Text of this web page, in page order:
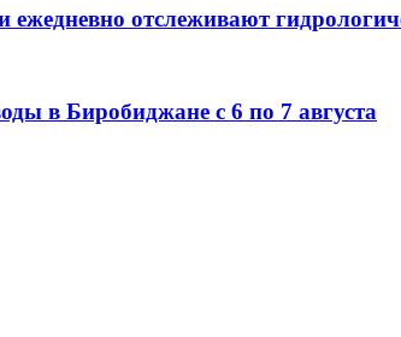
ежедневно отслеживают
в Биробиджане с 6 по 7 августа